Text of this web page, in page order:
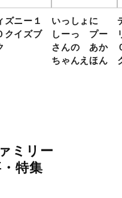
ズニー１
クイズブ
いっしょに
しーっ プー
さんの あか
ちゃんえほん
ミリー
特集